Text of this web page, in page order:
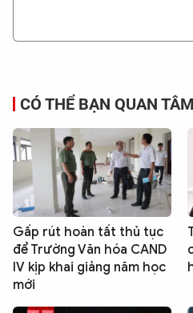
CÓ THỂ BẠN QUAN TÂM
Gấp rút hoàn tất thủ tục
để Trường Văn hóa CAND
IV kịp khai giảng năm học
mới